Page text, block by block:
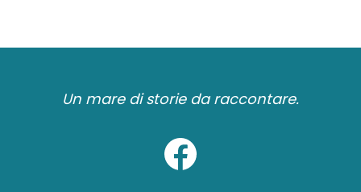
Un mare di storie da raccontare.